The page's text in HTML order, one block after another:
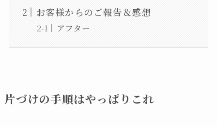
お客様からのご報告＆感想
アフター
片づけの手順はやっぱりこれ